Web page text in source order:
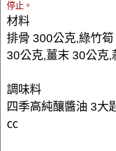
停止。
材料
排骨 300公克,綠竹
30公克,薑末 30公克,
調味料
四季高純釀醬油 3大
㏄